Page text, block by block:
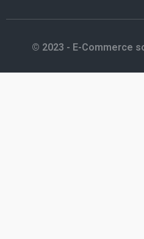
© 2023 - E-Commerce